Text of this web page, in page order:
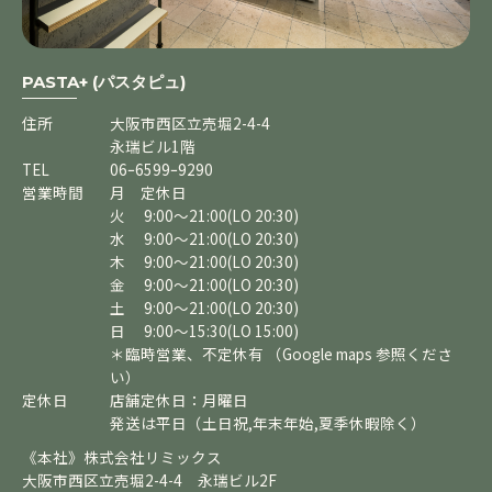
PASTA+ (パスタピュ)
住所
大阪市西区立売堀2-4-4
永瑞ビル1階
TEL
06ｰ6599ｰ9290
営業時間
月 定休日
火 9:00～21:00(LO 20:30)
水 9:00～21:00(LO 20:30)
木 9:00～21:00(LO 20:30)
金 9:00～21:00(LO 20:30)
土 9:00～21:00(LO 20:30)
日 9:00～15:30(LO 15:00)
＊臨時営業、不定休有 （Google maps 参照くださ
い）
定休日
店舗定休日：月曜日
発送は平日（土日祝,年末年始,夏季休暇除く）
《本社》株式会社リミックス
大阪市西区立売堀2-4-4 永瑞ビル2F